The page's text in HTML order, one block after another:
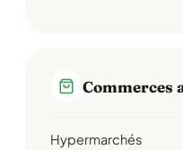
Commerces
Hypermarchés